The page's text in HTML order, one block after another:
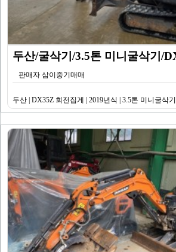
판매자 삼이중기매매
두산 | DX35Z 회전집게 | 2019년식 | 3.5톤 미니굴삭기